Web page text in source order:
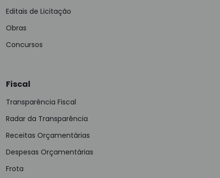
Editais de Licitação
Obras
Concursos
Fiscal
Transparência Fiscal
Radar da Transparência
Receitas Orçamentárias
Despesas Orçamentárias
Frota